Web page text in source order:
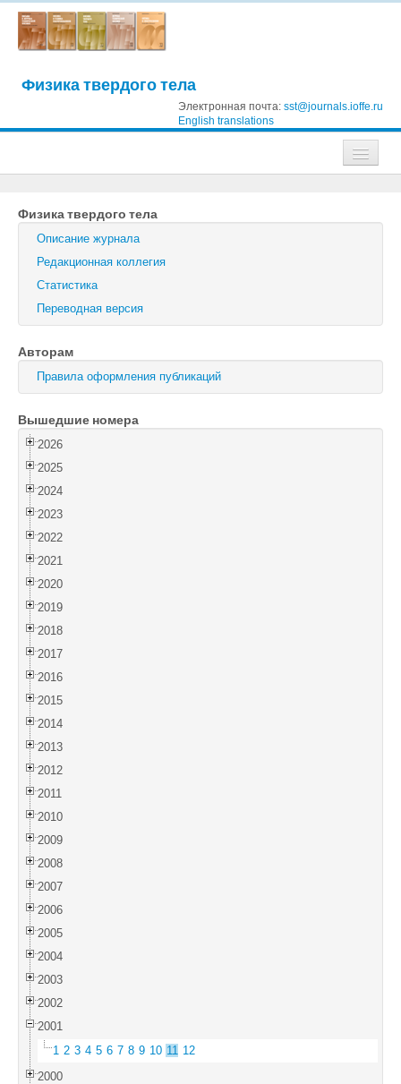
Физика твердого тела
Электронная почта: sst@journals.ioffe.ru
English translations
Журнал технической физики
Письма в Журнал технической физики
Физика твердого тела
Физика и техника полупроводников
Оптика и спектроскопия
Поиск
Войти
Физика твердого тела
Описание журнала
Редакционная коллегия
Статистика
Переводная версия
Авторам
Правила оформления публикаций
Вышедшие номера
2026
2025
2024
2023
2022
2021
2020
2019
2018
2017
2016
2015
2014
2013
2012
2011
2010
2009
2008
2007
2006
2005
2004
2003
2002
2001
1 2 3 4 5 6 7 8 9 10 11 12
2000